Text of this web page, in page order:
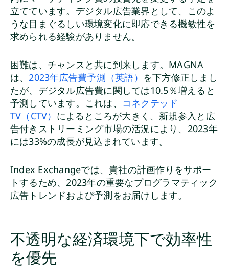
立てています。デジタル広告業界として、このよ
うな目まぐるしい環境変化に即応できる機敏性を
求められる経験がありません。
困難は、チャンスと共に到来します。MAGNA
は、2023年広告費予測（英語） を下方修正しまし
たが、デジタル広告費に関しては10.5％増えると
予測しています。これは、 コネクテッド
TV（CTV） によるところが大きく、新規参入と広
告付きストリーミング市場の活況により、2023年
には33%の成長が見込まれています。
Index Exchangeでは、貴社の計画作りをサポー
トするため、2023年の重要なプログラマティック
広告トレンドおよび予測をお届けします。
不透明な経済環境下で効率性
を優先